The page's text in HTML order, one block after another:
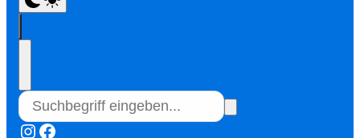
Instagram
Facebook